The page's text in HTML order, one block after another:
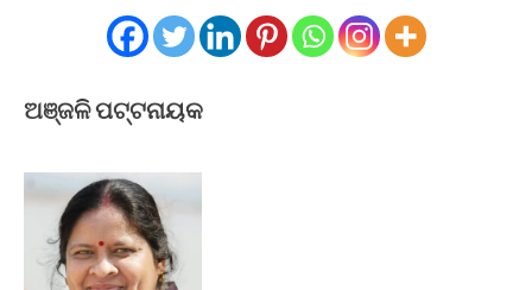
ଅଞ୍ଜଳି ପଟ୍ଟନାୟକ